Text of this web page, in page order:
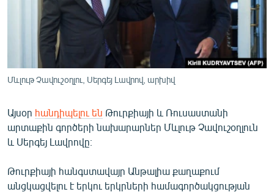
ՄԵԿՆԱԲԱՆՈՒԹՅՈՒՆ
ՏՏ ԵՒ ԻՆՏԵՐՆԵՏ
ՏԵՍԱՆՅՈՒԹԵՐ
ԲԱՆԱՎԵՃ
ՓՈԴՔԱՍԹ
Մևլութ Չավուշօղլու, Սերգեյ Լավրով, արխիվ
Այսօր հանդիպելու են Թուրքիայի և Ռուսաստանի
արտաքին գործերի նախարարներ Մևլութ Չավուշօղլուն
և Սերգեյ Լավրովը։
Թուրքիայի հանգստավայր Անթալիա քաղաքում
անցկացվելու է երկու երկրների համագործակցության